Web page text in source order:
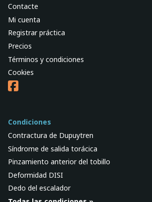
Contacte
Mi cuenta
Registrar práctica
Precios
Términos y condiciones
Cookies
Condiciones
Contractura de Dupuytren
Síndrome de salida torácica
Pinzamiento anterior del tobillo
Deformidad DISI
Dedo del escalador